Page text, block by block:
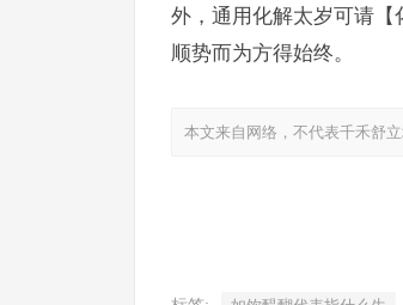
外，通用化解太岁可请
顺势而为方得始终。
本文来自网络，不代表千禾舒